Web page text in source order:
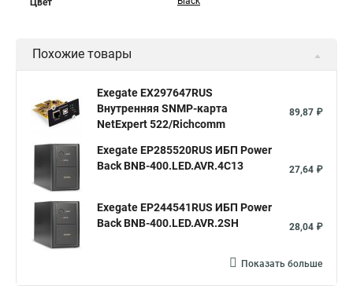
Цвет
Похожие товары
Exegate EX297647RUS
Внутренняя SNMP-карта
NetExpert 522/Richcomm
89,87 ₽
Exegate EP285520RUS ИБП Power
Back BNB-400.LED.AVR.4C13
27,64 ₽
Exegate EP244541RUS ИБП Power
Back BNB-400.LED.AVR.2SH
28,04 ₽
Показать больше